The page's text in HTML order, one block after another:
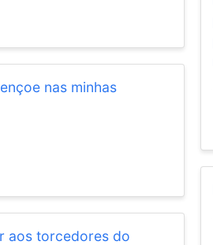
nas minhas
aos torcedores do